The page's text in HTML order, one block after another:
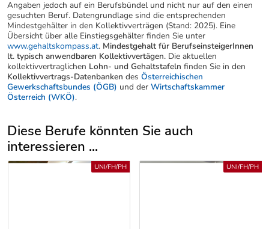
Angaben jedoch auf ein Berufsbündel und nicht nur auf den einen
gesuchten Beruf. Datengrundlage sind die entsprechenden
Mindestgehälter in den Kollektivverträgen (Stand: 2025). Eine
Übersicht über alle Einstiegsgehälter finden Sie unter
www.gehaltskompass.at. Mindestgehalt für BerufseinsteigerInnen
lt. typisch anwendbaren Kollektivvertägen. Die aktuellen
kollektivvertraglichen Lohn- und Gehaltstafeln finden Sie in den
Kollektivvertrags-Datenbanken des Österreichischen
Gewerkschaftsbundes (ÖGB) und der Wirtschaftskammer
Österreich (WKÖ).
Diese Berufe könnten Sie auch
interessieren ...
Uber weitere Berufsvorschläge
UNI/FH/PH UNI/FH/PH